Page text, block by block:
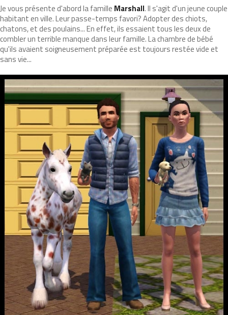
Je vous présente d'abord la famille Marshall. Il s'agit d'un jeune couple
habitant en ville. Leur passe-temps favori? Adopter des chiots,
chatons, et des poulains... En effet, ils essaient tous les deux de
combler un terrible manque dans leur famille. La chambre de bébé
qu'ils avaient soigneusement préparée est toujours restée vide et
sans vie...